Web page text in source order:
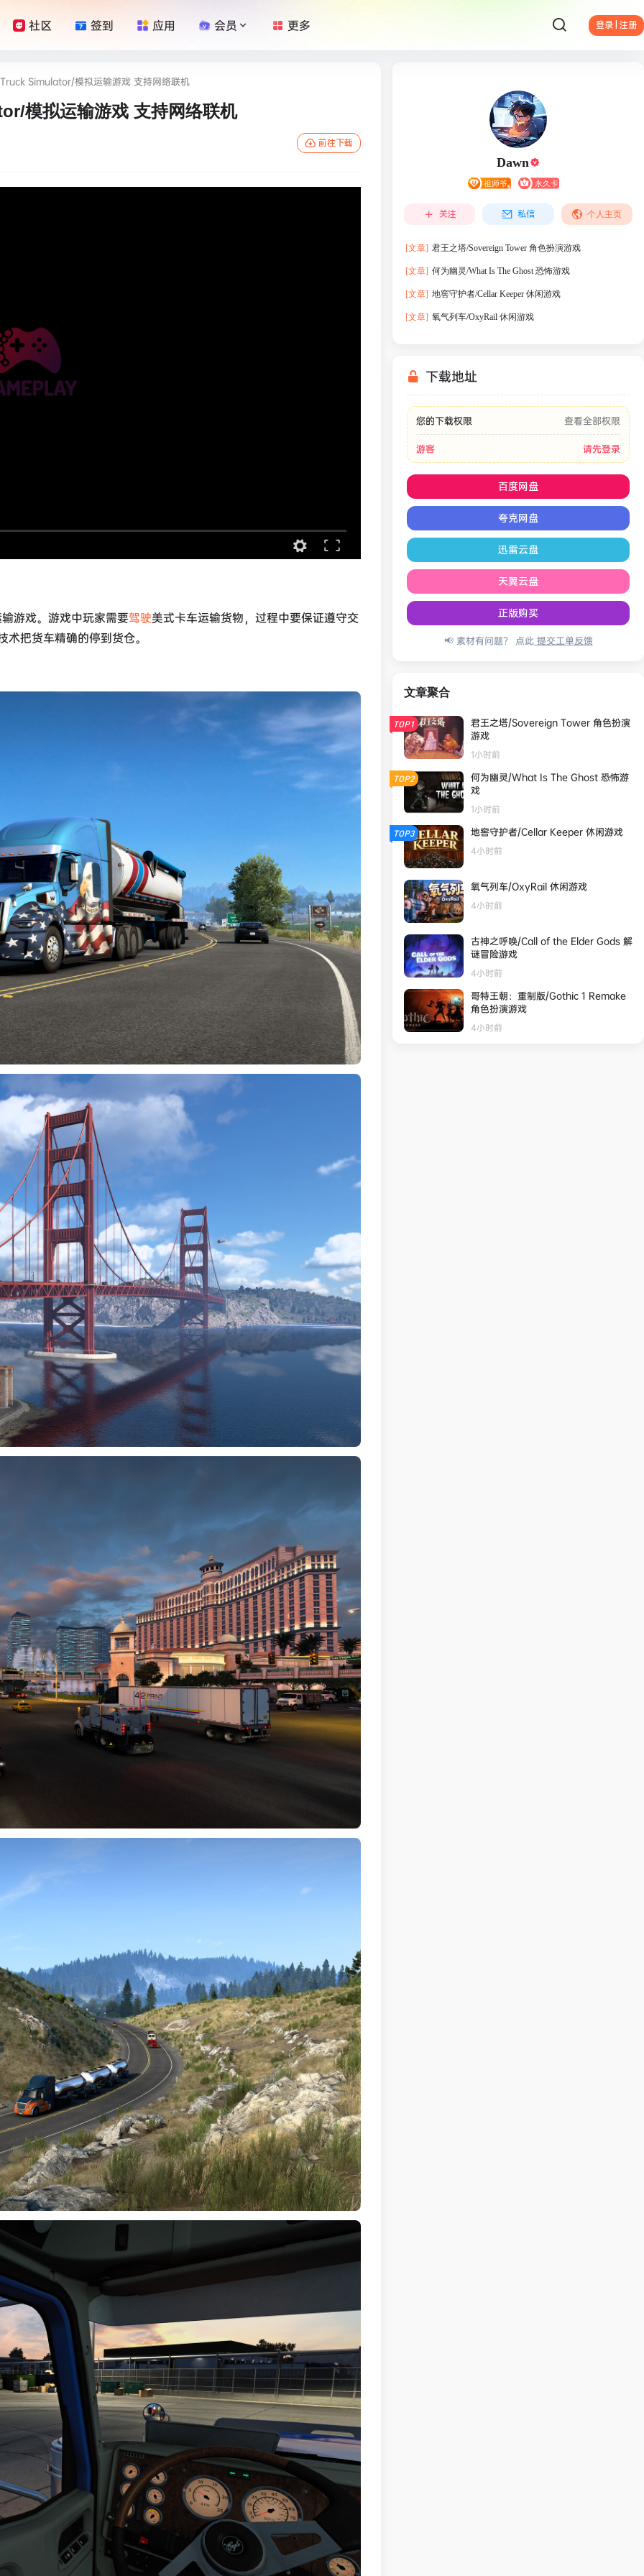
登录 | 注册
社区 签到 应用 会员 更多
Simulator/模拟运输游戏 支持网络联机
模拟运输游戏 支持网络联机
前往下载
游戏。游戏中玩家需要驾驶美式卡车运输货物，过程中要保证遵守交
把货车精确的停到货仓。
Dawn
关注 私信 个人主页
[文章] 君王之塔/Sovereign Tower 角色扮演游戏
[文章] 何为幽灵/What Is The Ghost 恐怖游戏
[文章] 地窖守护者/Cellar Keeper 休闲游戏
[文章] 氧气列车/OxyRail 休闲游戏
下载地址
您的下载权限 查看全部权限
游客 请先登录
百度网盘
夸克网盘
迅雷云盘
天翼云盘
正版购买
📢 素材有问题？ 点此提交工单反馈
文章聚合
TOP1
君王之塔/Sovereign Tower 角色扮演
游戏
1小时前
TOP2
何为幽灵/What Is The Ghost 恐怖游
戏
1小时前
TOP3 地窖守护者/Cellar Keeper 休闲游戏
4小时前
氧气列车/OxyRail 休闲游戏
4小时前
古神之呼唤/Call of the Elder Gods 解
谜冒险游戏
4小时前
哥特王朝：重制版/Gothic 1 Remake
角色扮演游戏
4小时前